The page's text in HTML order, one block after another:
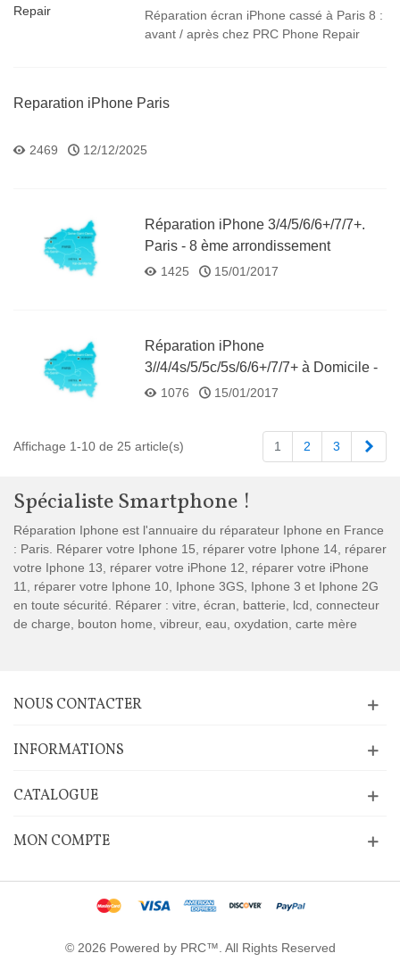
Réparation écran iPhone cassé à Paris 8 :
avant / après chez PRC Phone Repair
Reparation iPhone Paris
2469 12/12/2025
Réparation iPhone 3/4/5/6/6+/7/7+.
Paris - 8 ème arrondissement
0145268207 0698415050
1425 15/01/2017
Réparation iPhone
3//4/4s/5/5c/5s/6/6+/7/7+ à Domicile -
06 98 41 50 50 - Réparation Express
1076 15/01/2017
Affichage 1-10 de 25 article(s) 1 2 3
Spécialiste Smartphone !
Réparation Iphone est l'annuaire du réparateur Iphone en France
: Paris. Réparer votre Iphone 15, réparer votre Iphone 14, réparer
votre Iphone 13, réparer votre iPhone 12, réparer votre iPhone
11, réparer votre Iphone 10, Iphone 3GS, Iphone 3 et Iphone 2G
en toute sécurité. Réparer : vitre, écran, batterie, lcd, connecteur
de charge, bouton home, vibreur, eau, oxydation, carte mère
NOUS CONTACTER
INFORMATIONS
CATALOGUE
MON COMPTE
© 2026 Powered by PRC™. All Rights Reserved